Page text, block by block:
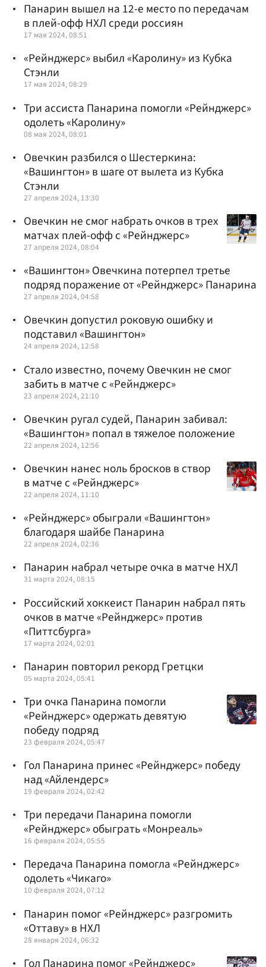
Панарин вышел на 12-е место по передачам
в плей-офф НХЛ среди россиян
17 мая 2024, 08:51
«Рейнджерс» выбил «Каролину» из Кубка
Стэнли
17 мая 2024, 08:29
Три ассиста Панарина помогли «Рейнджерс»
одолеть «Каролину»
08 мая 2024, 08:01
Овечкин разбился о Шестеркина:
«Вашингтон» в шаге от вылета из Кубка
Стэнли
27 апреля 2024, 13:30
Овечкин не смог набрать очков в трех
матчах плей-офф с «Рейнджерс»
27 апреля 2024, 08:04
«Вашингтон» Овечкина потерпел третье
подряд поражение от «Рейнджерс» Панарина
27 апреля 2024, 04:58
Овечкин допустил роковую ошибку и
подставил «Вашингтон»
24 апреля 2024, 12:58
Стало известно, почему Овечкин не смог
забить в матче с «Рейнджерс»
23 апреля 2024, 21:10
Овечкин ругал судей, Панарин забивал:
«Вашингтон» попал в тяжелое положение
22 апреля 2024, 12:56
Овечкин нанес ноль бросков в створ
в матче с «Рейнджерс»
22 апреля 2024, 11:10
«Рейнджерс» обыграли «Вашингтон»
благодаря шайбе Панарина
22 апреля 2024, 02:36
Панарин набрал четыре очка в матче НХЛ
31 марта 2024, 08:15
Российский хоккеист Панарин набрал пять
очков в матче «Рейнджерс» против
«Питтсбурга»
17 марта 2024, 02:01
Панарин повторил рекорд Гретцки
05 марта 2024, 05:41
Три очка Панарина помогли
«Рейнджерс» одержать девятую
победу подряд
23 февраля 2024, 05:47
Гол Панарина принес «Рейнджерс» победу
над «Айлендерс»
19 февраля 2024, 02:42
Три передачи Панарина помогли
«Рейнджерс» обыграть «Монреаль»
16 февраля 2024, 05:55
Передача Панарина помогла «Рейнджерс»
одолеть «Чикаго»
10 февраля 2024, 07:12
Панарин помог «Рейнджерс» разгромить
«Оттаву» в НХЛ
28 января 2024, 06:32
Гол Панарина помог «Рейнджерс»